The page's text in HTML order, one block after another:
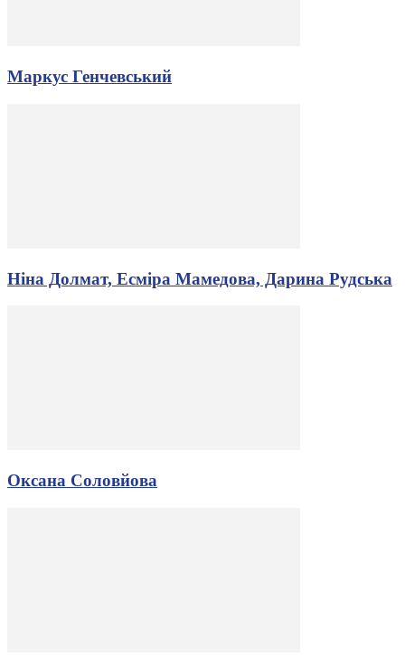
Маркус Генчевський
Ніна Долмат, Есміра Мамедова, Дарина Рудська
Оксана Соловйова